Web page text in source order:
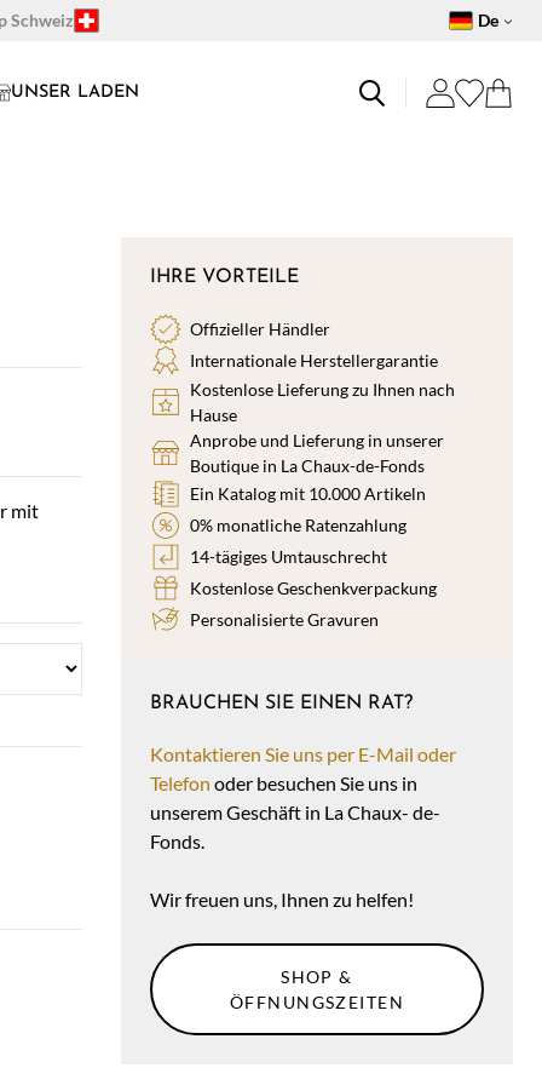
Schweiz De
UNSER LADEN
mit
IHRE VORTEILE
Offizieller Händler
Internationale Herstellergarantie
Kostenlose Lieferung zu Ihnen nach
Hause
Anprobe und Lieferung in unserer
Boutique in La Chaux-de-Fonds
Ein Katalog mit 10.000 Artikeln
0% monatliche Ratenzahlung
14-tägiges Umtauschrecht
Kostenlose Geschenkverpackung
Personalisierte Gravuren
BRAUCHEN SIE EINEN RAT?
Kontaktieren Sie uns per E-Mail oder
Telefon oder besuchen Sie uns in
unserem Geschäft in La Chaux- de-
Fonds.
Wir freuen uns, Ihnen zu helfen!
SHOP &
ÖFFNUNGSZEITEN